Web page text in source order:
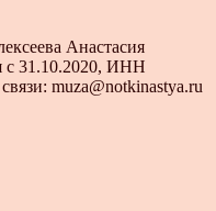
Анастасия
с 31.10.2020, ИНН
muza@notkinastya.ru